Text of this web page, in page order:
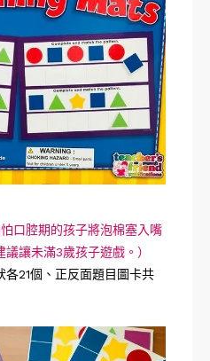
怕口腔期的孩子將泡棉塞入嘴
讓未滿3歲孩子遊戲。）
21個、正反面題目圖卡共